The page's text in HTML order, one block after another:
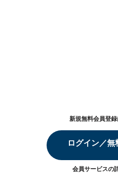
新規無料会員登
ログイン／
会員サービスの